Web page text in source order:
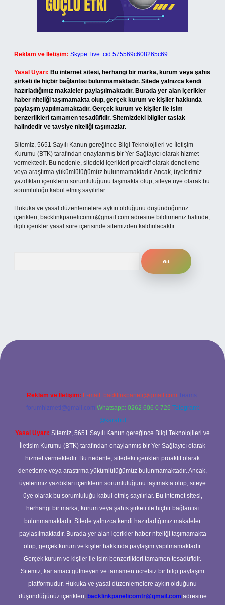
Reklam ve İletişim: Skype: live:.cid.575569c608265c69
Yasal Uyarı: Bu internet sitesi, herhangi bir marka, kurum veya şahıs
şirketi ile hiçbir bağlantısı bulunmamaktadır. Sitede yalnızca kendi
hazırladığımız makaleler paylaşılmaktadır. Burada yer alan içerikler
haber niteliği taşımamakta olup, gerçek kurum ve kişiler hakkında
paylaşım yapılmamaktadır. Gerçek kurum ve kişiler ile isim
benzerlikleri tamamen tesadüfidir. Sitemizdeki bilgiler taslak
halindedir ve tavsiye niteliği taşımazlar.
Sitemiz, 5651 Sayılı Kanun gereğince Bilgi Teknolojileri ve İletişim
Kurumu (BTK) tarafından onaylanmış bir Yer Sağlayıcı olarak hizmet
vermektedir. Bu nedenle, sitedeki içerikleri proaktif olarak denetleme
veya araştırma yükümlülüğümüz bulunmamaktadır. Ancak, üyelerimiz
yazdıkları içeriklerin sorumluluğunu taşımakta olup, siteye üye olarak bu
sorumluluğu kabul etmiş sayılırlar.
Hukuka ve yasal düzenlemelere aykırı olduğunu düşündüğünüz
içerikleri, backlinkpanelicomtr@gmail.com adresine bildirmeniz halinde,
ilgili içerikler yasal süre içerisinde sitemizden kaldırılacaktır.
ilbet yeni giriş adresi
Reklam ve İletişim: E-mail: backlinkpaneli@gmail.com Teams:
forumhizmeti@gmail.com Whatsapp: 0262 606 0 726 Telegram:
@karabul
Yasal Uyarı: Sitemiz, 5651 Sayılı Kanun gereğince Bilgi Teknolojileri ve
İletişim Kurumu (BTK) tarafından onaylanmış bir Yer Sağlayıcı olarak
hizmet vermektedir. Bu nedenle, sitedeki içerikleri proaktif olarak
denetleme veya araştırma yükümlülüğümüz bulunmamaktadır. Ancak,
üyelerimiz yazdıkları içeriklerin sorumluluğunu taşımakta olup, siteye
üye olarak bu sorumluluğu kabul etmiş sayılırlar. Bu internet sitesi,
herhangi bir marka, kurum veya şahıs şirketi ile hiçbir bağlantısı
bulunmamaktadır. Sitede yalnızca kendi hazırladığımız makaleler
paylaşılmaktadır. Burada yer alan içerikler haber niteliği taşımamakta
olup, gerçek kurum ve kişiler hakkında paylaşım yapılmamaktadır.
Gerçek kurum ve kişiler ile isim benzerlikleri tamamen tesadüfidir.
Sitemiz, kar amacı gütmeyen ve tamamen ücretsiz bir bilgi paylaşım
platformudur. Hukuka ve yasal düzenlemelere aykırı olduğunu
düşündüğünüz içerikleri, backlinkpanelicomtr@gmail.com adresine